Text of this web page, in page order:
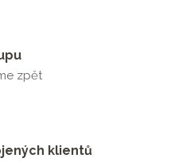
zpět
klientů